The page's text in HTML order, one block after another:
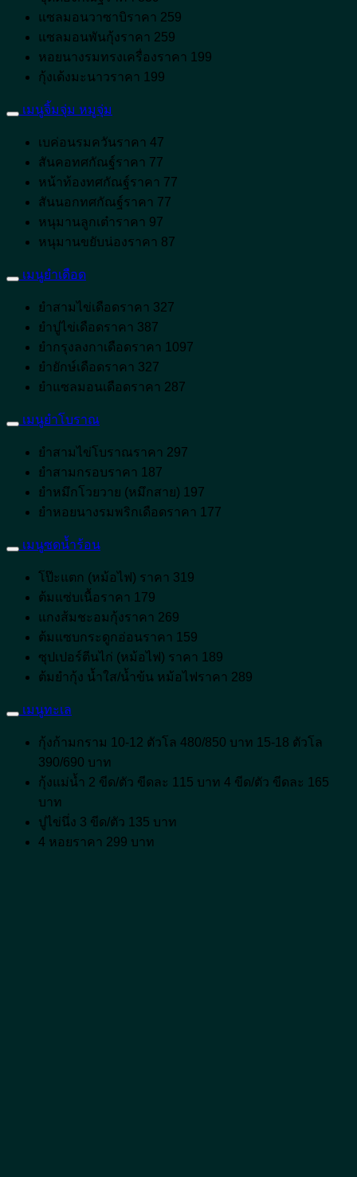
แซลมอนวาซาบิราคา 259
แซลมอนพันกุ้งราคา 259
หอยนางรมทรงเครื่องราคา 199
กุ้งเด้งมะนาวราคา 199
เมนูจิ้มจุ่ม หมูจุ่ม
เบค่อนรมควันราคา 47
สันคอทศกัณฐ์ราคา 77
หน้าท้องทศกัณฐ์ราคา 77
สันนอกทศกัณฐ์ราคา 77
หนุมานลูกเต๋าราคา 97
หนุมานขยับน่องราคา 87
เมนูยำเดือด
ยำสามไข่เดือดราคา 327
ยำปูไข่เดือดราคา 387
ยำกรุงลงกาเดือดราคา 1097
ยำยักษ์เดือดราคา 327
ยำแซลมอนเดือดราคา 287
เมนูยำโบราณ
ยำสามไข่โบราณราคา 297
ยำสามกรอบราคา 187
ยำหมึกโวยวาย (หมึกสาย) 197
ยำหอยนางรมพริกเดือดราคา 177
เมนูซดน้ำร้อน
โป๊ะแตก (หม้อไฟ) ราคา 319
ต้มแซ่บเนื้อราคา 179
แกงส้มชะอมกุ้งราคา 269
ต้มแซบกระดูกอ่อนราคา 159
ซุปเปอร์ตีนไก่ (หม้อไฟ) ราคา 189
ต้มยำกุ้ง น้ำใส/น้ำข้น หม้อไฟราคา 289
เมนูทะเล
กุ้งก้ามกราม 10-12 ตัวโล 480/850 บาท 15-18 ตัวโล
390/690 บาท
กุ้งแม่น้ำ 2 ขีด/ตัว ขีดละ 115 บาท 4 ขีด/ตัว ขีดละ 165
บาท
ปูไข่นึ่ง 3 ขีด/ตัว 135 บาท
4 หอยราคา 299 บาท